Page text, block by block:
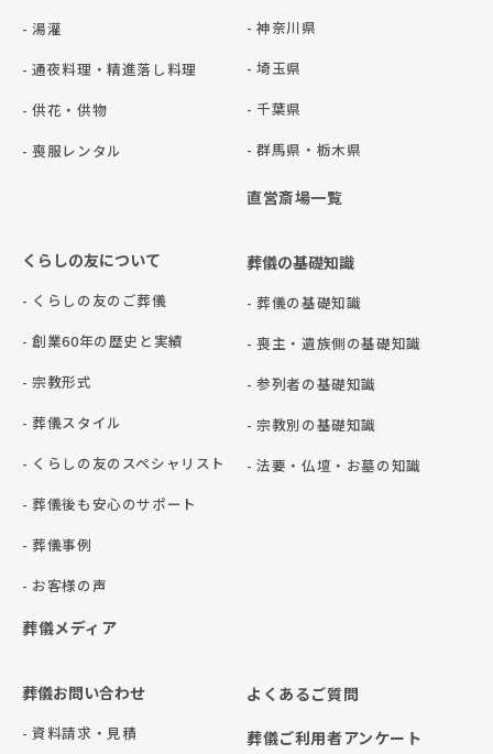
- 湯灌
- 通夜料理・精進落し料理
- 供花・供物
- 喪服レンタル
- 神奈川県
- 埼玉県
- 千葉県
- 群⾺県・栃⽊県
直営斎場一覧
くらしの友について
- くらしの友のご葬儀
- 創業60年の歴史と実績
- 宗教形式
- 葬儀スタイル
- くらしの友のスペシャリスト
- 葬儀後も安心のサポート
- 葬儀事例
- お客様の声
葬儀メディア
葬儀の基礎知識
- 葬儀の基礎知識
- 喪主・遺族側の基礎知識
- 参列者の基礎知識
- 宗教別の基礎知識
- 法要・仏壇・お墓の知識
葬儀お問い合わせ
- 資料請求・見積
よくあるご質問
葬儀ご利用者アンケート